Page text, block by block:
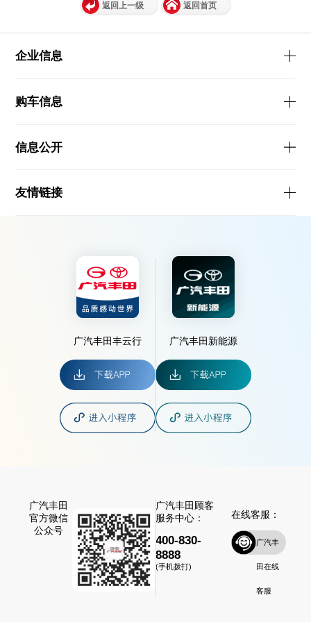
返回上一级 返回首页
企业信息
购车信息
信息公开
友情链接
广汽丰田丰云行 广汽丰田新能源
广汽丰田
官方微信
公众号
广汽丰田顾客
服务中心：
400-830-
8888
(手机拨打)
在线客服：
广汽丰
田在线
客服